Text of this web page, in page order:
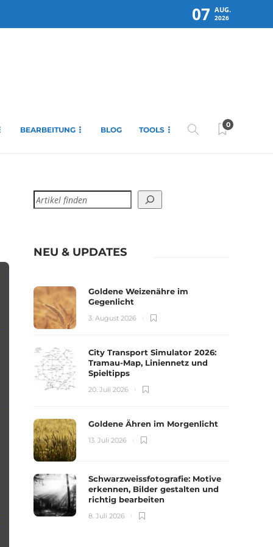
07 AUG.
2026
BEARBEITUNG BLOG TOOLS
0
NEU & UPDATES
Goldene Weizenähre im
Gegenlicht
3. August 2026
City Transport Simulator 2026:
Tramau-Map, Liniennetz und
Spieltipps
20. Juli 2026
Goldene Ähren im Morgenlicht
13. Juli 2026
Schwarzweissfotografie: Motive
erkennen, Bilder gestalten und
richtig bearbeiten
8. Juli 2026